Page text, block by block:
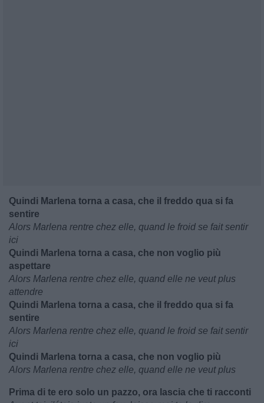
Quindi Marlena torna a casa, che il freddo qua si fa
sentire
Alors Marlena rentre chez elle, quand le froid se fait sentir
ici
Quindi Marlena torna a casa, che non voglio più
aspettare
Alors Marlena rentre chez elle, quand elle ne veut plus
attendre
Quindi Marlena torna a casa, che il freddo qua si fa
sentire
Alors Marlena rentre chez elle, quand le froid se fait sentir
ici
Quindi Marlena torna a casa, che non voglio più
Alors Marlena rentre chez elle, quand elle ne veut plus
Prima di te ero solo un pazzo, ora lascia che ti racconti